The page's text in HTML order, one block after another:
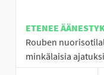
ETENEE
Rouben
minkälaisia